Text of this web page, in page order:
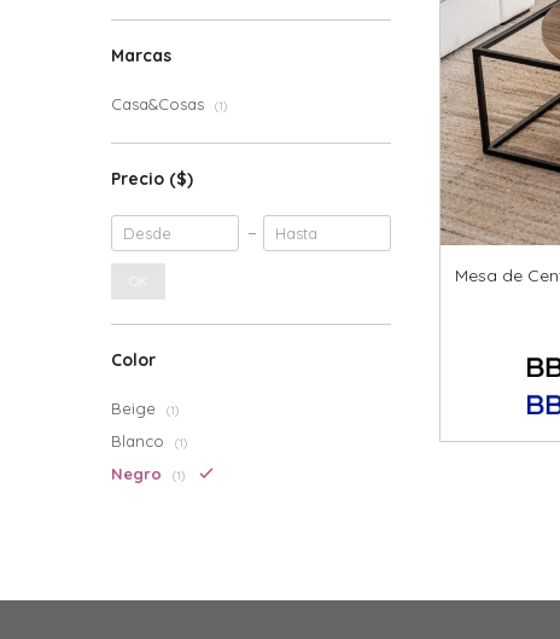
Mesa de
Marcas
Casa&Cosas (1)
Precio ($)
OK
Color
Beige (1)
Blanco (1)
Negro (1)